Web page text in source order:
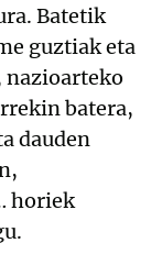
Batetik
guztiak eta
batera,
dauden
horiek